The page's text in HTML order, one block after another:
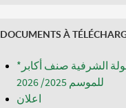
DOCUMENTS À
*تعديل*رزنامة البطولة الشرفية صنف أكابر
للموسم 2025/ 2026
اعلان